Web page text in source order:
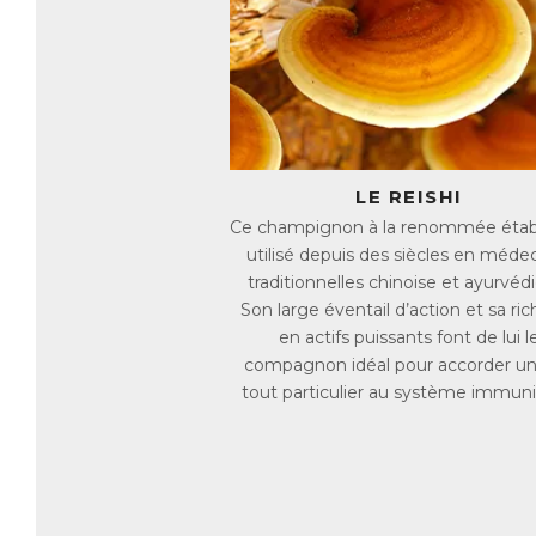
LE REISHI
Ce champignon à la renommée
utilisé depuis des siècles en
traditionnelles chinoise et
Son large éventail d’action et sa
en actifs puissants font de lui
compagnon idéal pour accorder
tout particulier au système